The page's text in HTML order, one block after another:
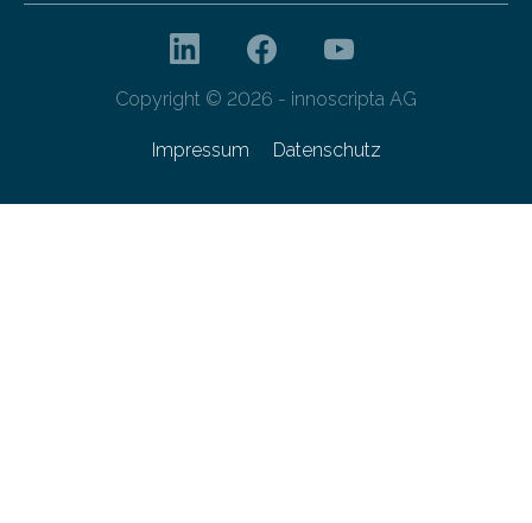
Copyright © 2026 - innoscripta AG
Impressum Datenschutz